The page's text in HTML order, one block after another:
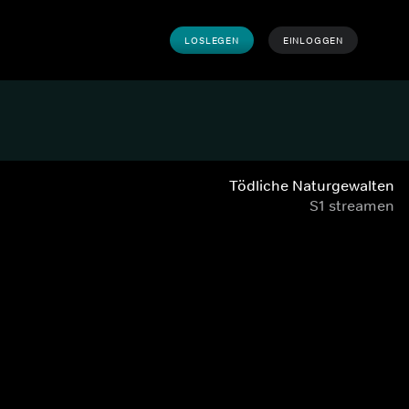
LOSLEGEN EINLOGGEN
Tödliche Naturgewalten
S1 streamen